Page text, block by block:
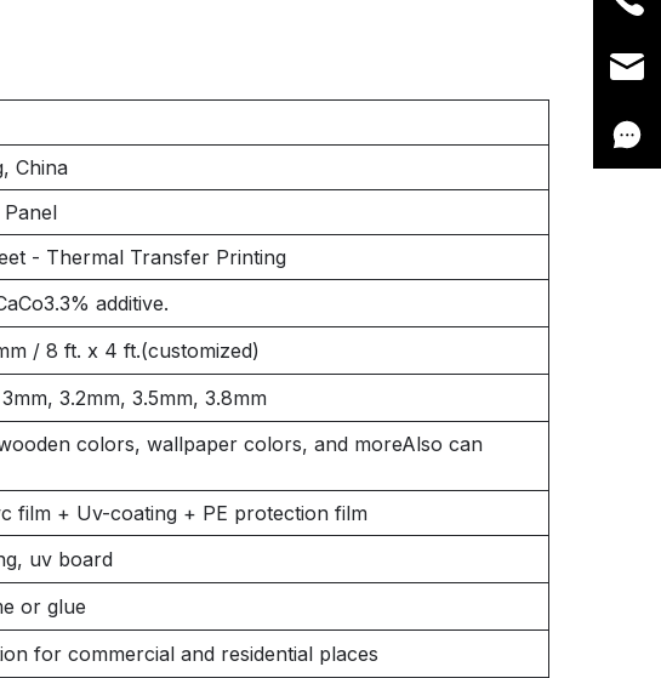
China
Panel
- Thermal Transfer Printing
additive.
/ 8 ft. x 4 ft.(customized)
3.2mm, 3.5mm, 3.8mm
colors, wallpaper colors, and moreAlso can
film + Uv-coating + PE protection film
uv board
or glue
for commercial and residential places